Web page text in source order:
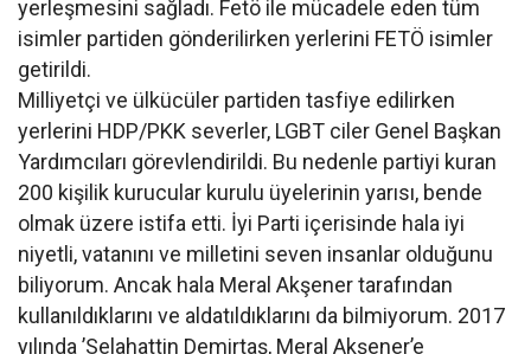
yerleşmesini sağladı. Fetö ile mücadele eden tüm
isimler partiden gönderilirken yerlerini FETÖ isimler
getirildi.
Milliyetçi ve ülkücüler partiden tasfiye edilirken
yerlerini HDP/PKK severler, LGBT ciler Genel Başkan
Yardımcıları görevlendirildi. Bu nedenle partiyi kuran
200 kişilik kurucular kurulu üyelerinin yarısı, bende
olmak üzere istifa etti. İyi Parti içerisinde hala iyi
niyetli, vatanını ve milletini seven insanlar olduğunu
biliyorum. Ancak hala Meral Akşener tarafından
kullanıldıklarını ve aldatıldıklarını da bilmiyorum. 2017
yılında ’Selahattin Demirtaş, Meral Akşener’e